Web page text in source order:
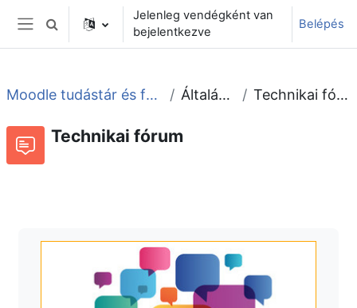
Tovább a fő tartalomhoz
Oldalpanel
Keresési bemeneti adatok váltása
Jelenleg vendégként van
bejelentkezve
Belépés
Moodle tudástár és fórum Általános Technikai fórum
Technikai fórum